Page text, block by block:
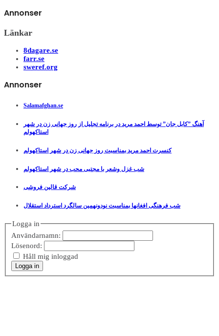
Annonser
Länkar
8dagare.se
farr.se
sweref.org
Annonser
Salamafghan.se
آهنگ ”کابل جان” توسط احمد مرید در برنامه تجلیل از روز جهانی زن در شهر
استاکهولم
کنسرت احمد مرید بمناسبت روز جهانی زن در شهر استاکهولم
شب غزل وشعر با مجتبی محب در شهر استاکهولم
شرکت قالین فروشی
شب فرهنگی افغانها بمناسبت نودونهمین سالگرد استرداد استقلال
Logga in
Användarnamn:
Lösenord:
Håll mig inloggad
Logga in